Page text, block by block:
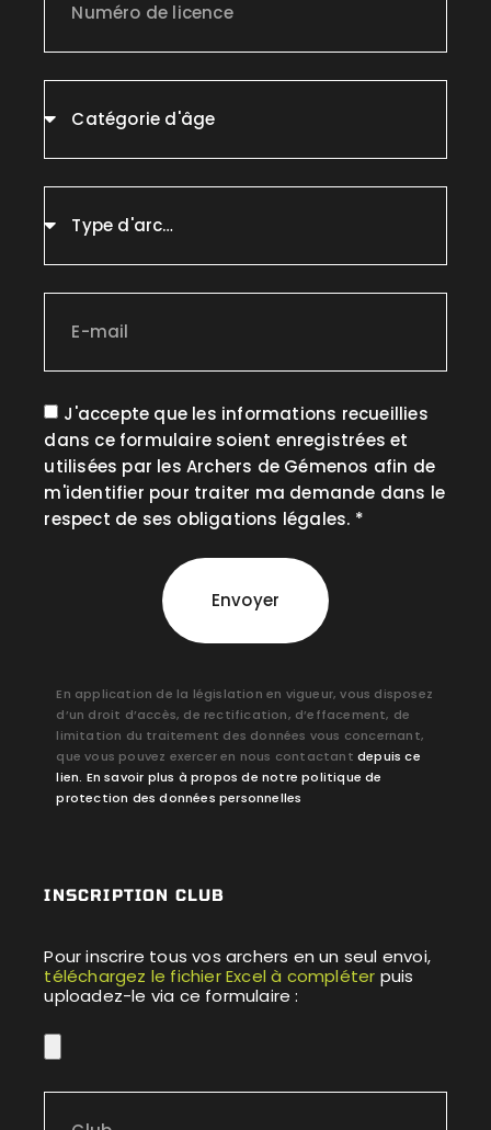
J'accepte que les informations recueillies
dans ce formulaire soient enregistrées et
utilisées par les Archers de Gémenos afin de
m'identifier pour traiter ma demande dans le
respect de ses obligations légales. *
Envoyer
En application de la législation en vigueur, vous disposez
d’un droit d’accès, de rectification, d’effacement, de
limitation du traitement des données vous concernant,
que vous pouvez exercer en nous contactant depuis ce
lien. En savoir plus à propos de notre politique de
protection des données personnelles
INSCRIPTION CLUB
Pour inscrire tous vos archers en un seul envoi,
téléchargez le fichier Excel à compléter puis
uploadez-le via ce formulaire :